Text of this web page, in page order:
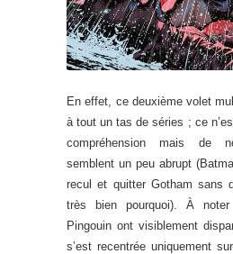
En effet, ce deuxième volet
à tout un tas de séries ; ce
compréhension mais de
semblent un peu abrupt
recul et quitter Gotham sans
très bien pourquoi). À
Pingouin ont visiblement
s’est recentrée uniquement